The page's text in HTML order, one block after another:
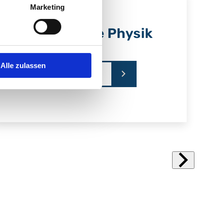
Marketing
Alle zulassen
Medizinische Physik
Mehr erfahren